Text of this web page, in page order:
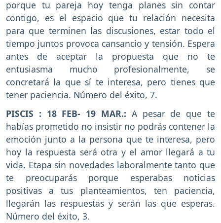
porque tu pareja hoy tenga planes sin contar
contigo, es el espacio que tu relación necesita
para que terminen las discusiones, estar todo el
tiempo juntos provoca cansancio y tensión. Espera
antes de aceptar la propuesta que no te
entusiasma mucho profesionalmente, se
concretará la que sí te interesa, pero tienes que
tener paciencia. Número del éxito, 7.
PISCIS : 18 FEB- 19 MAR.: A pesar de que te
habías prometido no insistir no podrás contener la
emoción junto a la persona que te interesa, pero
hoy la respuesta será otra y el amor llegará a tu
vida. Etapa sin novedades laboralmente tanto que
te preocuparás porque esperabas noticias
positivas a tus planteamientos, ten paciencia,
llegarán las respuestas y serán las que esperas.
Número del éxito, 3.